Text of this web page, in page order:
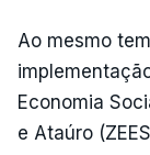
Ao mesmo
Economia
e Ataúro